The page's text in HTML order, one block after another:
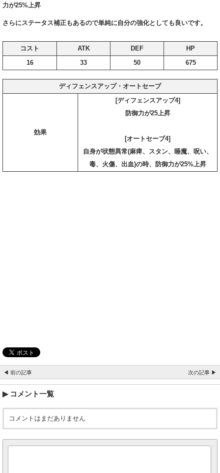
力が25%上昇
さらにステータス補正もあるので単純に自分の強化としても良いです。
コスト ATK DEF
HP
16
33 50 675
ディフェンスアップ・オートセーブ
効果
[ディフェンスアップ4]
防御力が25上昇
[オートセーブ4]
自身が状態異常(麻痺、スタン、睡魔、呪い、
毒、火傷、出血)の時、防御力が25%上昇
◀ 前の記事 次の記事 ▶
コメント一覧
コメントはまだありません